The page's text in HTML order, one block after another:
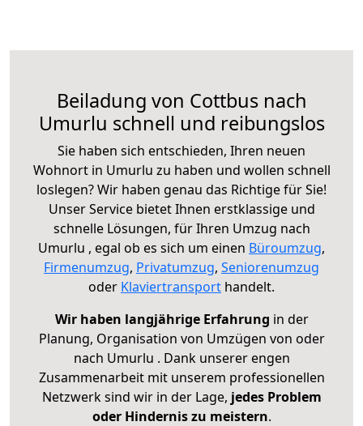
Beiladung von Cottbus nach
Umurlu schnell und reibungslos
Sie haben sich entschieden, Ihren neuen
Wohnort in Umurlu zu haben und wollen schnell
loslegen? Wir haben genau das Richtige für Sie!
Unser Service bietet Ihnen erstklassige und
schnelle Lösungen, für Ihren Umzug nach
Umurlu , egal ob es sich um einen Büroumzug,
Firmenumzug, Privatumzug, Seniorenumzug
oder Klaviertransport handelt.
Wir haben langjährige Erfahrung in der
Planung, Organisation von Umzügen von oder
nach Umurlu . Dank unserer engen
Zusammenarbeit mit unserem professionellen
Netzwerk sind wir in der Lage, jedes Problem
oder Hindernis zu meistern.